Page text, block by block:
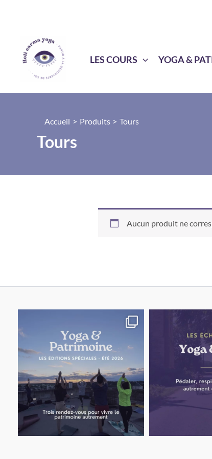
LES COURS YOGA &
Accueil Produits Tours
Tours
Aucun produit ne